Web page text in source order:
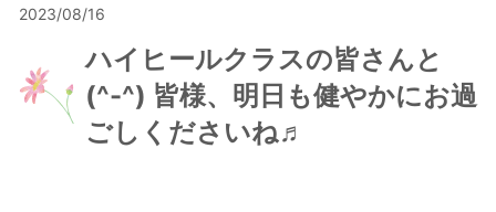
2023/08/16
ハイヒールクラスの皆さんと
(^-^) 皆様、明日も健やかにお過
ごしくださいね♬